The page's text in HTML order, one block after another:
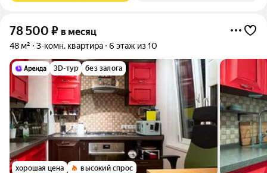
78 500 ₽ в месяц
48 м² 3-комн. квартира 6 этаж из 10
3D-тур без залога
хорошая цена высокий спрос